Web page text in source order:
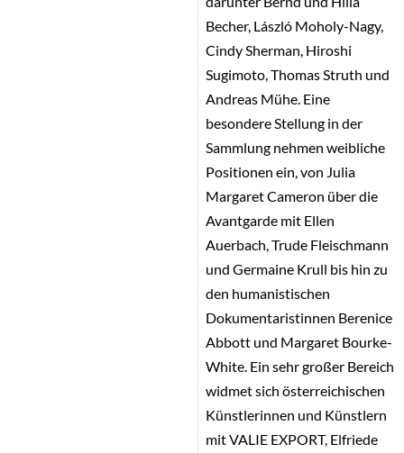
Becher, László Moholy-Nagy,
Cindy Sherman, Hiroshi
Sugimoto, Thomas Struth und
Andreas Mühe. Eine
besondere Stellung in der
Sammlung nehmen weibliche
Positionen ein, von Julia
Margaret Cameron über die
Avantgarde mit Ellen
Auerbach, Trude Fleischmann
und Germaine Krull bis hin zu
den humanistischen
Dokumentaristinnen Berenice
Abbott und Margaret Bourke-
White. Ein sehr großer Bereich
widmet sich österreichischen
Künstlerinnen und Künstlern
mit VALIE EXPORT, Elfriede